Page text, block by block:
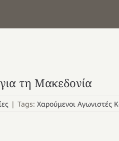
τη Μακεδονία
| Tags: Χαρούμενοι Αγωνιστές